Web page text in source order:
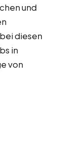
und
diesen
in
von